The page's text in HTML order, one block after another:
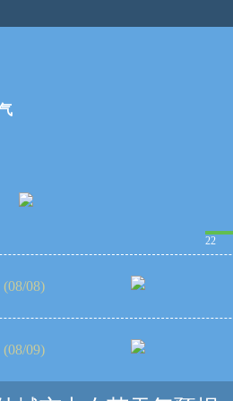
22
(08/08)
(08/09)